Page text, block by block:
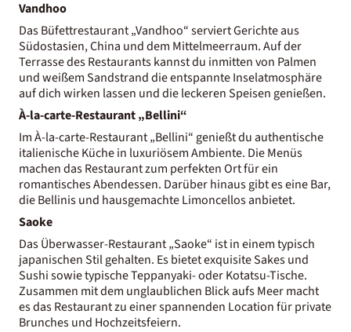
Vandhoo
Das Büfettrestaurant „Vandhoo“ serviert Gerichte aus
Südostasien, China und dem Mittelmeerraum. Auf der
Terrasse des Restaurants kannst du inmitten von Palmen
und weißem Sandstrand die entspannte Inselatmosphäre
auf dich wirken lassen und die leckeren Speisen genießen.
À-la-carte-Restaurant „Bellini“
Im À-la-carte-Restaurant „Bellini“ genießt du authentische
italienische Küche in luxuriösem Ambiente. Die Menüs
machen das Restaurant zum perfekten Ort für ein
romantisches Abendessen. Darüber hinaus gibt es eine Bar,
die Bellinis und hausgemachte Limoncellos anbietet.
Saoke
Das Überwasser-Restaurant „Saoke“ ist in einem typisch
japanischen Stil gehalten. Es bietet exquisite Sakes und
Sushi sowie typische Teppanyaki- oder Kotatsu-Tische.
Zusammen mit dem unglaublichen Blick aufs Meer macht
es das Restaurant zu einer spannenden Location für private
Brunches und Hochzeitsfeiern.